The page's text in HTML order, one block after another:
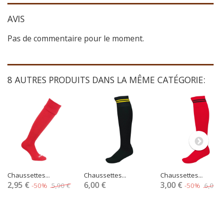
AVIS
Pas de commentaire pour le moment.
8 AUTRES PRODUITS DANS LA MÊME CATÉGORIE:
Chaussettes...
2,95 € -50% 5,90 €
Chaussettes...
6,00 €
Chaussettes...
3,00 € -50% 6,00